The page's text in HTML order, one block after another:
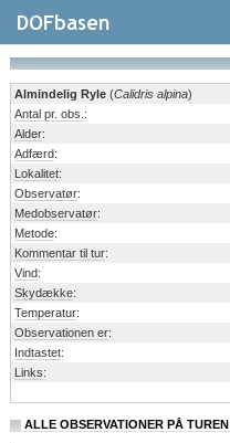
Almindelig Ryle (Calidris alpina)
Antal pr. obs. :
Alder:
Adfærd:
Lokalitet:
Observatør:
Medobservatør:
Metode:
Kommentar til tur:
Vind:
Skydække:
Temperatur:
Observationen er:
Indtastet:
Links:
ALLE OBSERVATIONER PÅ TUREN